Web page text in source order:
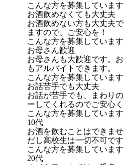
こんな方を募集しています
お酒飲めなくても大丈夫
お酒飲めない方も大丈夫
ますので、ご安心を！
こんな方を募集しています
お母さん歓迎
お母さんも大歓迎です。
もアルバイトできます。
こんな方を募集しています
お話苦手でも大丈夫
お話が苦手でも、まわり
ーしてくれるのでご安心く
こんな方を募集しています
10代
お酒を飲むことはできま
だし高校生は一切不可です
こんな方を募集しています
20代